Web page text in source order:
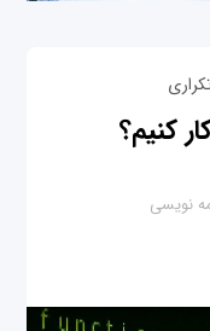
کنیم؟
نویسی